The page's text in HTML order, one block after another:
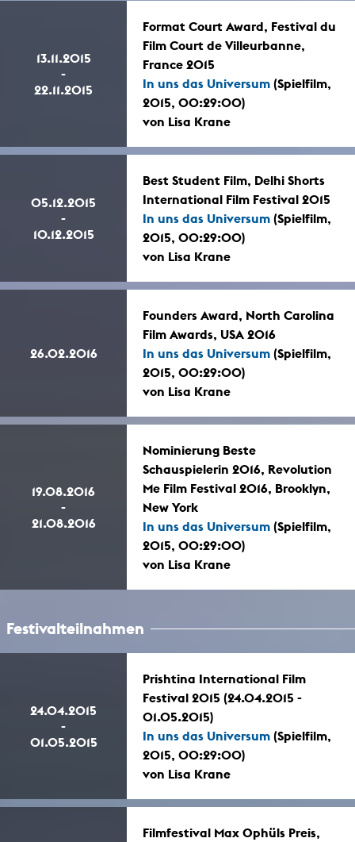
13.11.2015
-
22.11.2015
Format Court Award, Festival du
Film Court de Villeurbanne,
France 2015
In uns das Universum (Spielfilm,
2015, 00:29:00)
von Lisa Krane
05.12.2015
-
10.12.2015
Best Student Film, Delhi Shorts
International Film Festival 2015
In uns das Universum (Spielfilm,
2015, 00:29:00)
von Lisa Krane
26.02.2016
Founders Award, North Carolina
Film Awards, USA 2016
In uns das Universum (Spielfilm,
2015, 00:29:00)
von Lisa Krane
19.08.2016
-
21.08.2016
Nominierung Beste
Schauspielerin 2016, Revolution
Me Film Festival 2016, Brooklyn,
New York
In uns das Universum (Spielfilm,
2015, 00:29:00)
von Lisa Krane
Festivalteilnahmen
24.04.2015
-
01.05.2015
Prishtina International Film
Festival 2015 (24.04.2015 -
01.05.2015)
In uns das Universum (Spielfilm,
2015, 00:29:00)
von Lisa Krane
Filmfestival Max Ophüls Preis,